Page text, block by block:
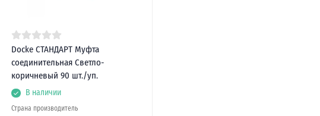
Docke СТАНДАРТ Муфта
соединительная Светло-
коричневый 90 шт./уп.
В наличии
Страна производитель